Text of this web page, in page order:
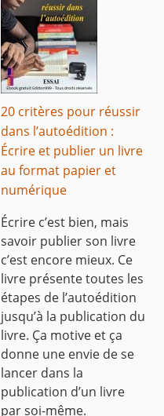
20 critères pour réussir
dans l’autoédition :
Écrire et publier un livre
au format papier et
numérique
Écrire c’est bien, mais
savoir publier son livre
c’est encore mieux. Ce
livre présente toutes les
étapes de l’autoédition
jusqu’à la publication du
livre. Ça motive et ça
donne une envie de se
lancer dans la
publication d’un livre
par soi-même.